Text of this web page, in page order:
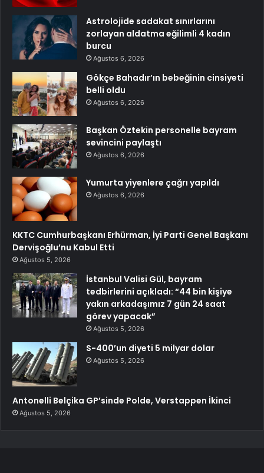
Astrolojide sadakat sınırlarını
zorlayan aldatma eğilimli 4 kadın
burcu
Ağustos 6, 2026
Gökçe Bahadır’ın bebeğinin cinsiyeti
belli oldu
Ağustos 6, 2026
Başkan Öztekin personelle bayram
sevincini paylaştı
Ağustos 6, 2026
Yumurta yiyenlere çağrı yapıldı
Ağustos 6, 2026
KKTC Cumhurbaşkanı Erhürman, İyi Parti Genel Başkanı
Dervişoğlu’nu Kabul Etti
Ağustos 5, 2026
İstanbul Valisi Gül, bayram
tedbirlerini açıkladı: “44 bin kişiye
yakın arkadaşımız 7 gün 24 saat
görev yapacak”
Ağustos 5, 2026
S-400’un diyeti 5 milyar dolar
Ağustos 5, 2026
Antonelli Belçika GP’sinde Polde, Verstappen İkinci
Ağustos 5, 2026